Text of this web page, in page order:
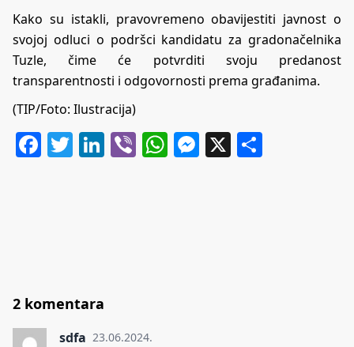
Kako su istakli, pravovremeno obavijestiti javnost o
svojoj odluci o podršci kandidatu za gradonačelnika
Tuzle, čime će potvrditi svoju predanost
transparentnosti i odgovornosti prema građanima.
(TIP/Foto: Ilustracija)
Facebook
Twitter
LinkedIn
ViberWhatsApp
Messenger
X
2 komentara
sdfa 23.06.2024.